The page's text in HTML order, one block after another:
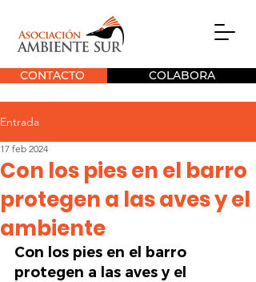
CONTACTO COLABORA
Entrada
Con los pies en el barro
protegen a las aves y el
ambiente
17 feb 2024
Con los pies en el barro
protegen a las aves y el